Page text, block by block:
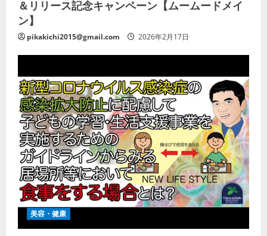
＆リリース記念キャンペーン【ムームードメイ
ン】
pikakichi2015@gmail.com 2026年2月17日
美容・健康